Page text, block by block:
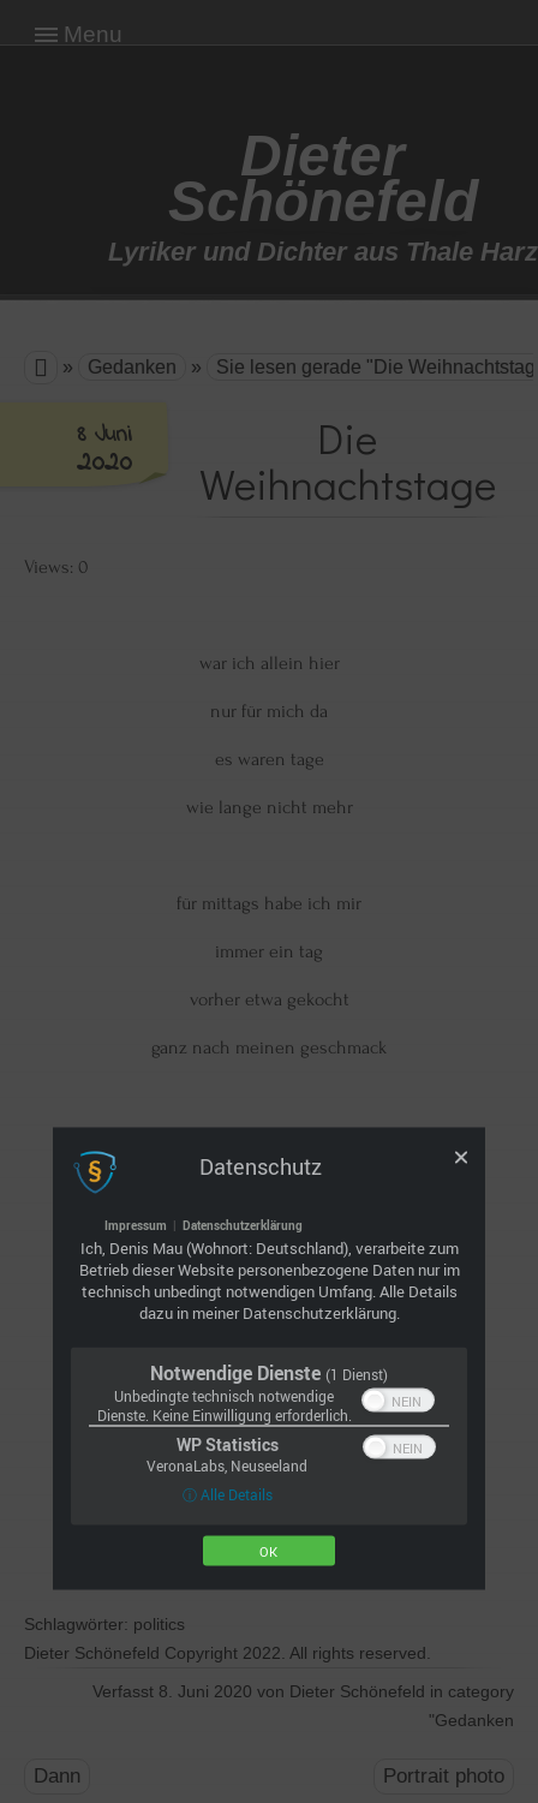
Menu
Dieter
Schönefeld
Lyriker und Dichter aus Thale Harz
 » Gedanken » Sie lesen gerade "Die
8 Juni
2020
Die
Weihnachtstage
Views: 0
war ich allein hier
nur für mich da
es waren tage
wie lange nicht mehr
für mittags habe ich mir
immer ein tag
vorher etwa gekocht
ganz nach meinen geschmack
zu weihnachten ganz verzichtet
es hat mir nicht geschadet
so nun beginnen die letzten tage
das alte jahr
lassen wir menschen hinter uns
Schlagwörter: politics
Dieter Schönefeld Copyright 2022. All rights reserved.
Verfasst 8. Juni 2020 von Dieter Schönefeld in category
"Gedanken
navigation
Dann Portrait photo
Datenschutz
Impressum | Datenschutzerklärung
Ich, Denis Mau (Wohnort: Deutschland), verarbeite zum
Betrieb dieser Website personenbezogene Daten nur im
technisch unbedingt notwendigen Umfang. Alle Details
dazu in meiner Datenschutzerklärung.
Notwendige Dienste (1 Dienst)
Unbedingte technisch notwendige
Dienste. Keine Einwilligung erforderlich.
WP Statistics
VeronaLabs, Neuseeland
ⓘ Alle Details
OK